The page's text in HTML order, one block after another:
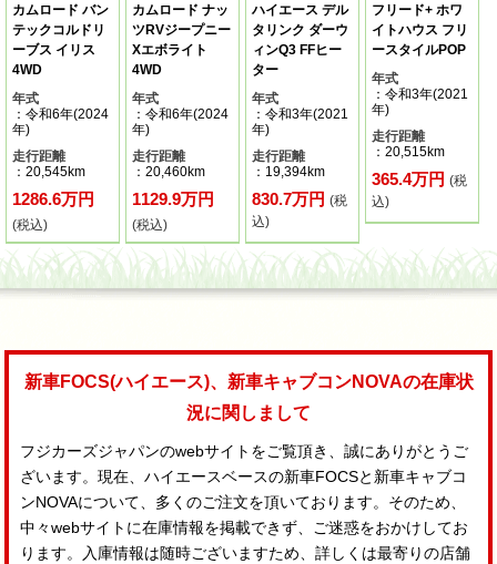
カムロード バン
テックコルドリ
ーブス イリス
4WD
年式
：令和6年(2024
年)
走行距離
：20,545km
1286.6万円
(税込)
カムロード ナッ
ツRVジープニー
Xエボライト
4WD
年式
：令和6年(2024
年)
走行距離
：20,460km
1129.9万円
(税込)
ハイエース デル
タリンク ダーウ
ィンQ3 FFヒー
ター
年式
：令和3年(2021
年)
走行距離
：19,394km
830.7万円(税
込)
フリード+ ホワ
イトハウス フリ
ースタイルPOP
年式
：令和3年(2021
年)
走行距離
：20,515km
365.4万円(税
込)
新車FOCS(ハイエース)、新車キャブコンNOVAの在庫状
況に関しまして
フジカーズジャパンのwebサイトをご覧頂き、誠にありがとうご
ざいます。現在、ハイエースベースの新車FOCSと新車キャブコ
ンNOVAについて、多くのご注文を頂いております。そのため、
中々webサイトに在庫情報を掲載できず、ご迷惑をおかけしてお
ります。入庫情報は随時ございますため、詳しくは最寄りの店舗